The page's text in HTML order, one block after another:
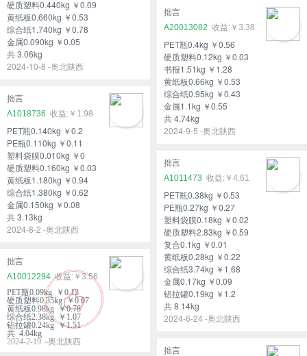
硬质塑料0.440kg ￥0.09
黄纸板0.660kg ￥0.53
综合纸1.740kg ￥0.78
金属0.090kg ￥0.05
共 3.06kg
2024-10-8 -奥北陕西
拙言
A20013082
￥3.38
PET瓶0.4kg ￥0.56
硬质塑料0.12kg ￥0.03
书报1.51kg ￥1.28
黄纸板0.66kg ￥0.53
综合纸0.95kg ￥0.43
金属1.1kg ￥0.55
共 4.74kg
2024-9-5 -奥北陕西
拙言
A1018736
￥1.98
PET瓶0.140kg ￥0.2
PE瓶0.110kg ￥0.11
塑料袋膜0.010kg ￥0
硬质塑料0.160kg ￥0.03
黄纸板1.180kg ￥0.94
综合纸1.380kg ￥0.62
金属0.150kg ￥0.08
共 3.13kg
2024-8-2 -奥北陕西
拙言
A1011473
￥4.61
PET瓶0.38kg ￥0.53
PE瓶0.27kg ￥0.27
塑料袋膜0.18kg ￥0.02
硬质塑料2.83kg ￥0.59
复合0.1kg ￥0.01
黄纸板0.28kg ￥0.22
综合纸3.74kg ￥1.68
金属0.17kg ￥0.09
铝拉罐0.19kg ￥1.2
共 8.14kg
2024-6-24 -奥北陕西
拙言
A10012294
￥3.56
PET瓶0.09kg ￥0.13
硬质塑料0.35kg ￥0.07
黄纸板0.98kg ￥0.78
综合纸2.38kg ￥1.07
铝拉罐0.24kg ￥1.51
共 4.04kg
2024-2-19 -奥北陕西
拙言